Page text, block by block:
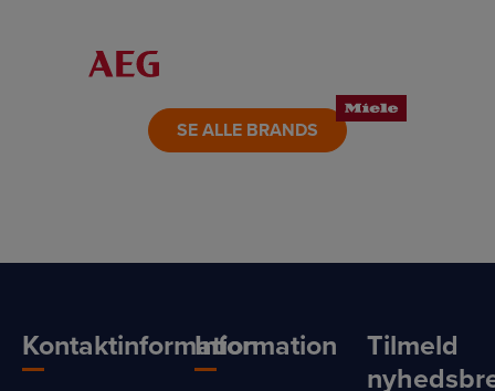
LINK
SE ALLE BRANDS
KontaktinformationInformation
Tilmeld